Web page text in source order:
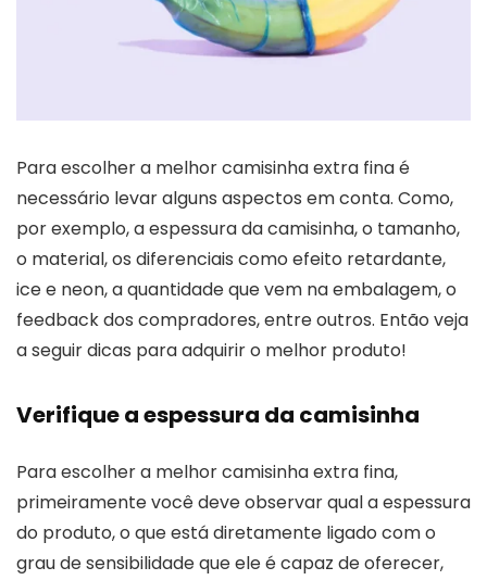
Para escolher a melhor camisinha extra fina é
necessário levar alguns aspectos em conta. Como,
por exemplo, a espessura da camisinha, o tamanho,
o material, os diferenciais como efeito retardante,
ice e neon, a quantidade que vem na embalagem, o
feedback dos compradores, entre outros. Então veja
a seguir dicas para adquirir o melhor produto!
Verifique a espessura da camisinha
Para escolher a melhor camisinha extra fina,
primeiramente você deve observar qual a espessura
do produto, o que está diretamente ligado com o
grau de sensibilidade que ele é capaz de oferecer,